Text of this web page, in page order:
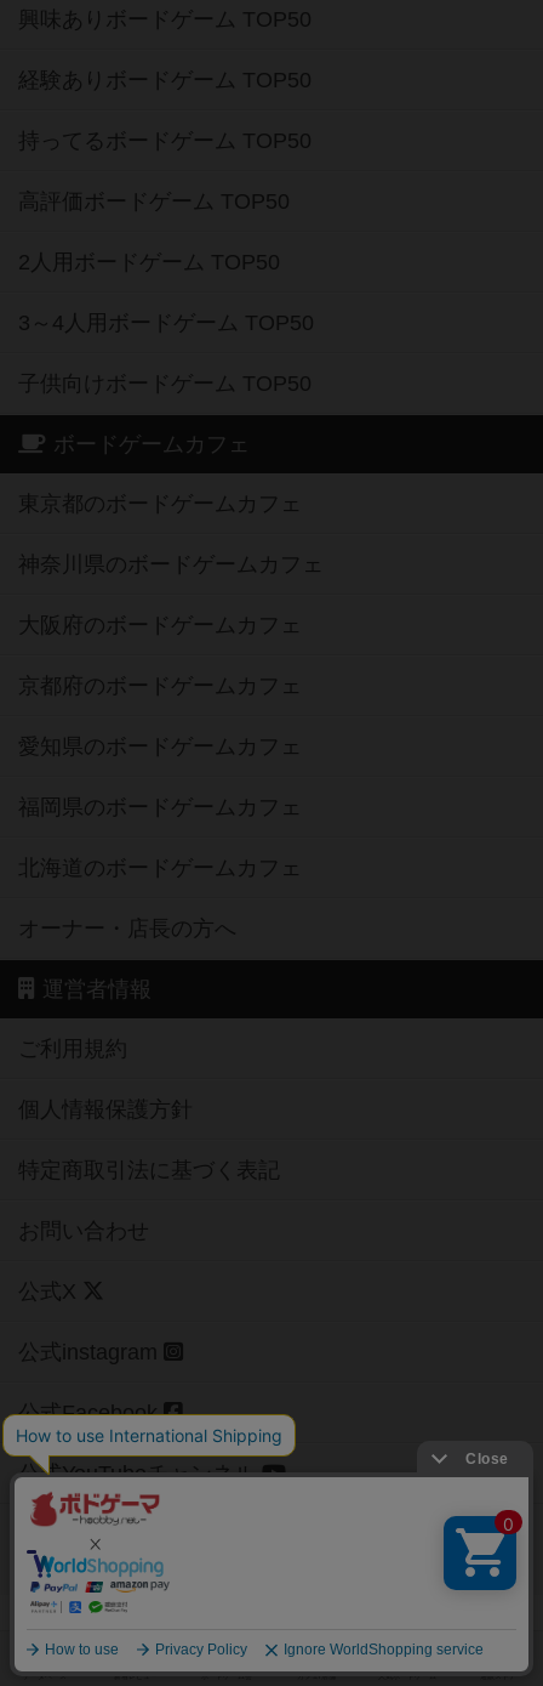
興味ありボードゲーム TOP50
経験ありボードゲーム TOP50
持ってるボードゲーム TOP50
高評価ボードゲーム TOP50
2人用ボードゲーム TOP50
3～4人用ボードゲーム TOP50
子供向けボードゲーム TOP50
ボードゲームカフェ
東京都のボードゲームカフェ
神奈川県のボードゲームカフェ
大阪府のボードゲームカフェ
京都府のボードゲームカフェ
愛知県のボードゲームカフェ
福岡県のボードゲームカフェ
北海道のボードゲームカフェ
オーナー・店長の方へ
運営者情報
ご利用規約
個人情報保護方針
特定商取引法に基づく表記
お問い合わせ
公式X
公式instagram
公式Facebook
公式YouTubeチャンネル